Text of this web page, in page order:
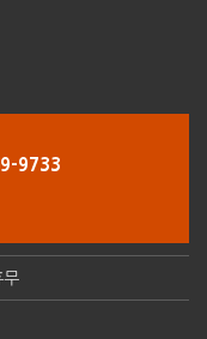
9733
무